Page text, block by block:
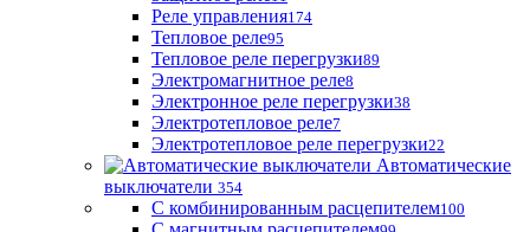
Реле управления174
Тепловое реле95
Тепловое реле перегрузки89
Электромагнитное реле8
Электронное реле перегрузки38
Электротепловое реле7
Электротепловое реле перегрузки22
Автоматические
выключатели 354
С комбинированным расцепителем100